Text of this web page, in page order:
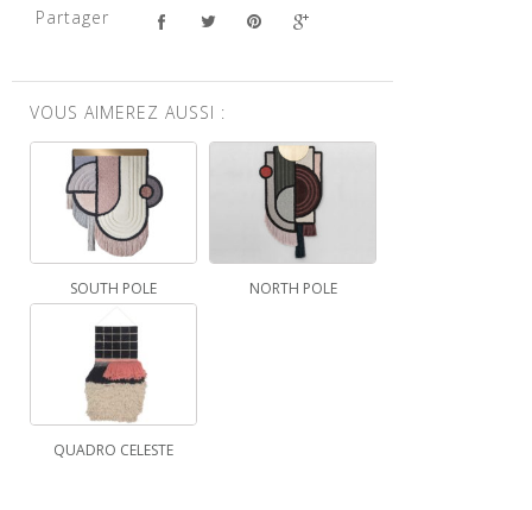
Partager
VOUS AIMEREZ AUSSI :
SOUTH POLE NORTH POLE
QUADRO CELESTE